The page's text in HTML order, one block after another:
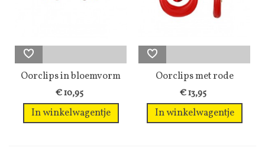
Oorclips in bloemvorm
met...
€ 10,95
In winkelwagentje
Oorclips met rode
hanger en een...
€ 13,95
In winkelwagentje